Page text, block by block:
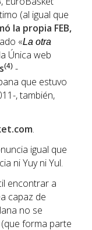
(al igual que
la propia FEB,
«La otra
Única web
(4) -
que estuvo
, también,
.
igual que
ni Yuy ni Yul.
encontrar a
capaz de
no se
forma parte